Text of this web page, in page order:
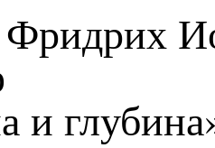
и